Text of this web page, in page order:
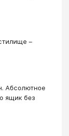
–
Абсолютное
ящик без